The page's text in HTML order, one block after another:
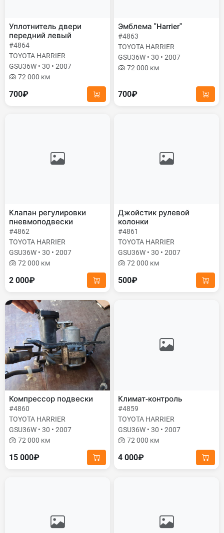
Уплотнитель двери
передний левый
#4864
TOYOTA HARRIER
GSU36W • 30 • 2007
72 000 км
700₽
Эмблема "Harrier"
#4863
TOYOTA HARRIER
GSU36W • 30 • 2007
72 000 км
700₽
Клапан регулировки
пневмоподвески
#4862
TOYOTA HARRIER
GSU36W • 30 • 2007
72 000 км
2 000₽
Джойстик рулевой
колонки
#4861
TOYOTA HARRIER
GSU36W • 30 • 2007
72 000 км
500₽
Компрессор подвески
#4860
TOYOTA HARRIER
GSU36W • 30 • 2007
72 000 км
15 000₽
Климат-контроль
#4859
TOYOTA HARRIER
GSU36W • 30 • 2007
72 000 км
4 000₽